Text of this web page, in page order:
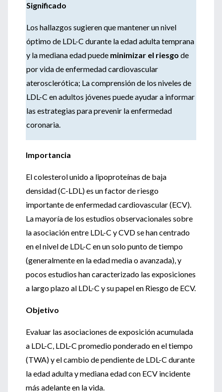
Significado
Los hallazgos sugieren que mantener un nivel
óptimo de LDL-C durante la edad adulta temprana
y la mediana edad puede minimizar el riesgo de
por vida de enfermedad cardiovascular
aterosclerótica; La comprensión de los niveles de
LDL-C en adultos jóvenes puede ayudar a informar
las estrategias para prevenir la enfermedad
coronaria.
Importancia
El colesterol unido a lipoproteínas de baja
densidad (C-LDL) es un factor de riesgo
importante de enfermedad cardiovascular (ECV).
La mayoría de los estudios observacionales sobre
la asociación entre LDL-C y CVD se han centrado
en el nivel de LDL-C en un solo punto de tiempo
(generalmente en la edad media o avanzada), y
pocos estudios han caracterizado las exposiciones
a largo plazo al LDL-C y su papel en Riesgo de ECV.
Objetivo
Evaluar las asociaciones de exposición acumulada
a LDL-C, LDL-C promedio ponderado en el tiempo
(TWA) y el cambio de pendiente de LDL-C durante
la edad adulta y mediana edad con ECV incidente
más adelante en la vida.